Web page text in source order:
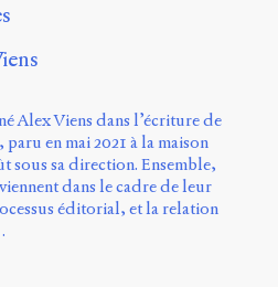
Alex Viens dans l’écriture de
en mai 2021 à la maison
sous sa direction. Ensemble,
dans le cadre de leur
éditorial, et la relation